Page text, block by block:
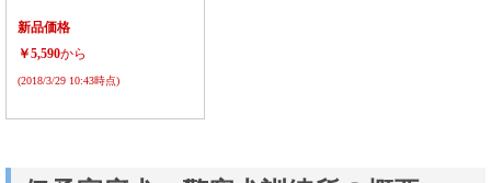
新品価格
￥5,590から
(2018/3/29 10:43時点)